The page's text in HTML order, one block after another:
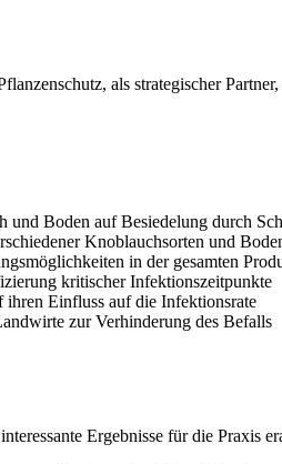
als strategischer
Boden auf Besiedelung durch
Knoblauchsorten und
in der gesamten
kritischer Infektionszeitpunkte
ihren Einfluss auf die Infektionsrate
zur Verhinderung des Befalls
Ergebnisse für die Praxis